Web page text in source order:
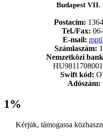
Budapest VII.
Postacím:
Tel./Fax:
E-mail:
Számlaszám:
Nemzetközi
Swift kód:
Adószám:
1%
Kérjük, támogassa